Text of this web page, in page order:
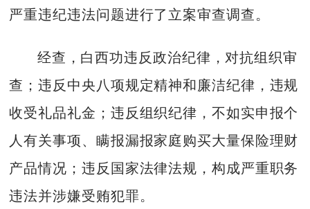
严重违纪违法问题进行了立案审查调查。
经查，白西功违反政治纪律，对抗组织审
查；违反中央八项规定精神和廉洁纪律，违规
收受礼品礼金；违反组织纪律，不如实申报个
人有关事项、瞒报漏报家庭购买大量保险理财
产品情况；违反国家法律法规，构成严重职务
违法并涉嫌受贿犯罪。